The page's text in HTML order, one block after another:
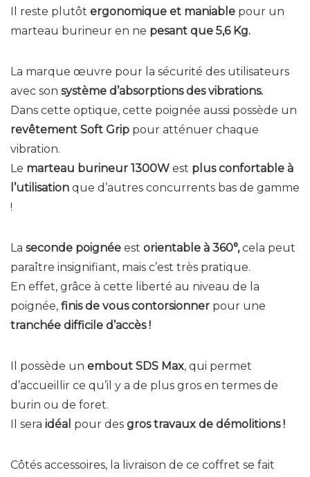
Il reste plutôt ergonomique et maniable pour un
marteau burineur en ne pesant que 5,6 Kg.
La marque œuvre pour la sécurité des utilisateurs
avec son système d’absorptions des vibrations.
Dans cette optique, cette poignée aussi possède un
revêtement Soft Grip pour atténuer chaque
vibration.
Le marteau burineur 1300W est plus confortable à
l’utilisation que d’autres concurrents bas de gamme
!
La seconde poignée est orientable à 360°,cela peut
paraître insignifiant, mais c’est très pratique.
En effet, grâce à cette liberté au niveau de la
poignée, finis de vous contorsionner pour une
tranchée difficile d’accès !
Il possède un embout SDS Max, qui permet
d’accueillir ce qu’il y a de plus gros en termes de
burin ou de foret.
Il sera idéal pour des gros travaux de démolitions !
Côtés accessoires, la livraison de ce coffret se fait